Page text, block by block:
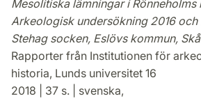
Mesolitiska lämningar i Rönneholms
Arkeologisk undersökning 2016 och
Stehag socken, Eslövs kommun,
Rapporter från Institutionen för
historia, Lunds universitet 16
2018 | 37 s. | svenska,